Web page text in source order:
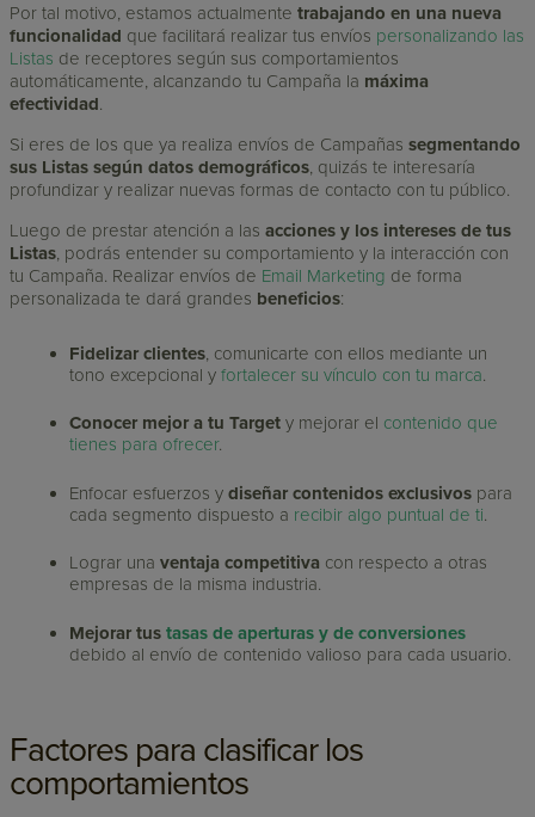
Por tal motivo, estamos actualmente trabajando en una nueva
funcionalidad que facilitará realizar tus envíos personalizando las
Listas de receptores según sus comportamientos
automáticamente, alcanzando tu Campaña la máxima
efectividad.
Si eres de los que ya realiza envíos de Campañassegmentando
sus Listas según datos demográficos, quizás te interesaría
profundizar y realizar nuevas formas de contacto con tu público.
Luego de prestar atención a lasacciones y los intereses de tus
Listas, podrás entender su comportamiento y la interacción con
tu Campaña. Realizar envíos de Email Marketing de forma
personalizada te dará grandes beneficios:
Fidelizar clientes, comunicarte con ellos mediante un
tono excepcional yfortalecer su vínculo con tu marca.
Conocer mejor a tu Target y mejorar el contenido que
tienes para ofrecer.
Enfocar esfuerzos ydiseñar contenidos exclusivos para
cada segmento dispuesto a recibir algo puntual de ti.
Lograr unaventaja competitiva con respecto a otras
empresas de la misma industria.
Mejorar tustasas de aperturas y de conversiones
debido al envío de contenido valioso para cada usuario.
Factores para clasificar los
comportamientos